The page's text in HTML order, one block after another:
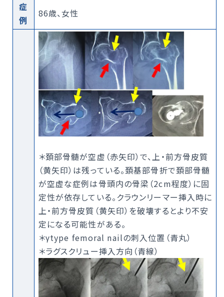
症
例
86歳、女性
＊頚部骨髄が空虚（赤矢印）で、上・前方骨皮質
（黄矢印）は残っている。頚基部骨折で頚部骨髄
が空虚な症例は骨頭内の骨梁（2cm程度）に固
定性が依存している。クラウンリーマー挿入時に
上・前方骨皮質（黄矢印）を破壊するとより不安
定になる可能性がある。
＊γtype femoral nailの刺入位置（青丸）
＊ラグスクリュー挿入方向（青線）